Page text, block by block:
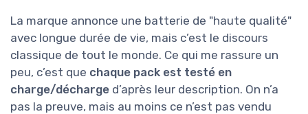
La marque annonce une batterie de "haute qualité"
avec longue durée de vie, mais c’est le discours
classique de tout le monde. Ce qui me rassure un
peu, c’est que chaque pack est testé en
charge/décharge d’après leur description. On n’a
pas la preuve, mais au moins ce n’est pas vendu